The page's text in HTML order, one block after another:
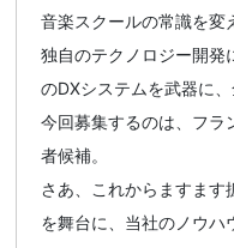
音楽スクールの常識を変
独自のテクノロジー開発
のDXシステムを武器に
今回募集するのは、フラ
者候補。
さあ、これからますます
を舞台に、当社のノウハ